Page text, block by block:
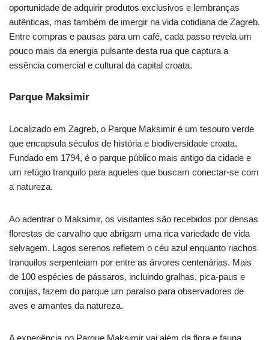
oportunidade de adquirir produtos exclusivos e lembranças
autênticas, mas também de imergir na vida cotidiana de Zagreb.
Entre compras e pausas para um café, cada passo revela um
pouco mais da energia pulsante desta rua que captura a
essência comercial e cultural da capital croata.
Parque Maksimir
Localizado em Zagreb, o Parque Maksimir é um tesouro verde
que encapsula séculos de história e biodiversidade croata.
Fundado em 1794, é o parque público mais antigo da cidade e
um refúgio tranquilo para aqueles que buscam conectar-se com
a natureza.
Ao adentrar o Maksimir, os visitantes são recebidos por densas
florestas de carvalho que abrigam uma rica variedade de vida
selvagem. Lagos serenos refletem o céu azul enquanto riachos
tranquilos serpenteiam por entre as árvores centenárias. Mais
de 100 espécies de pássaros, incluindo gralhas, pica-paus e
corujas, fazem do parque um paraíso para observadores de
aves e amantes da natureza.